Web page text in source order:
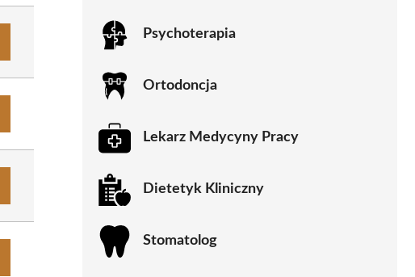
Psychoterapia
Ortodoncja
Lekarz Medycyny Pracy
Dietetyk Kliniczny
Stomatolog